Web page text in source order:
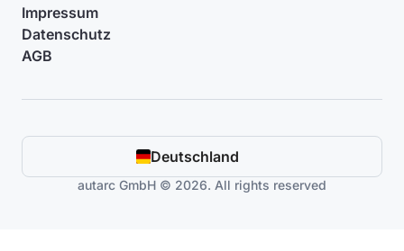
Impressum
Datenschutz
AGB
Deutschland
autarc GmbH © 2026. All rights reserved